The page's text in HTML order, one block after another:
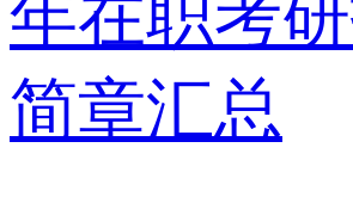
年在职考
简章汇总